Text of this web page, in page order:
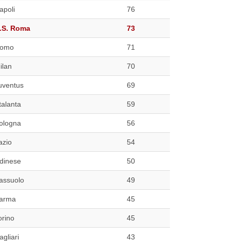
76
Roma 73
71
70
69
59
56
54
50
49
45
45
43